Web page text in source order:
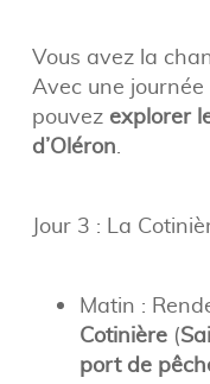
Vous avez la
Avec une
pouvez explorer
d’Oléron.
Jour 3 : La
Matin :
Cotinière(
port de